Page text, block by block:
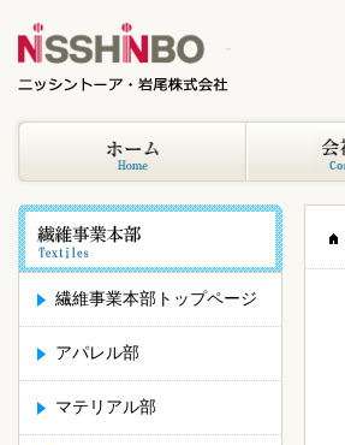
繊維事業本部トップページ
アパレル部
マテリアル部